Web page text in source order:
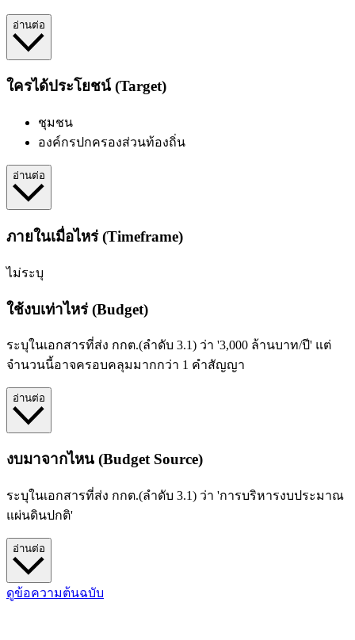
อ่านต่อ
ใครได้ประโยชน์ (Target)
ชุมชน
องค์กรปกครองส่วนท้องถิ่น
อ่านต่อ
ภายในเมื่อไหร่ (Timeframe)
ไม่ระบุ
ใช้งบเท่าไหร่ (Budget)
ระบุในเอกสารที่ส่ง กกต.(ลำดับ 3.1) ว่า '3,000 ล้านบาท/ปี' แต่
จำนวนนี้อาจครอบคลุมมากกว่า 1 คำสัญญา
อ่านต่อ
งบมาจากไหน (Budget Source)
ระบุในเอกสารที่ส่ง กกต.(ลำดับ 3.1) ว่า 'การบริหารงบประมาณ
แผ่นดินปกติ'
อ่านต่อ
ดูข้อความต้นฉบับ